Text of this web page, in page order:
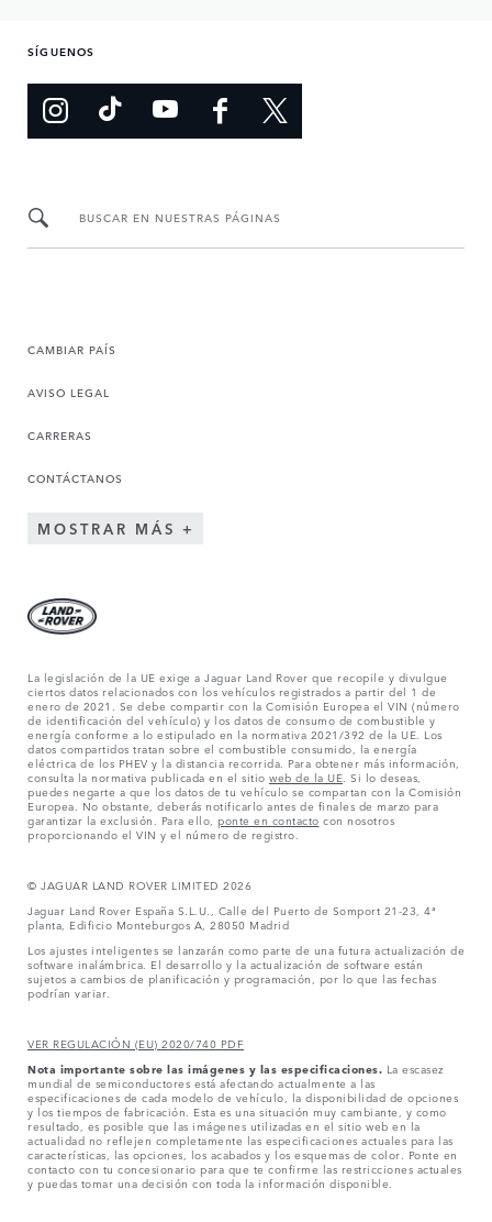
SÍGUENOS
BUSCAR EN NUESTRAS PÁGINAS
CAMBIAR PAÍS
AVISO LEGAL
CARRERAS
CONTÁCTANOS
MOSTRAR MÁS
La legislación de la UE exige a Jaguar Land Rover que recopile y divulgue
ciertos datos relacionados con los vehículos registrados a partir del 1 de
enero de 2021. Se debe compartir con la Comisión Europea el VIN (número
de identificación del vehículo) y los datos de consumo de combustible y
energía conforme a lo estipulado en la normativa 2021/392 de la UE. Los
datos compartidos tratan sobre el combustible consumido, la energía
eléctrica de los PHEV y la distancia recorrida. Para obtener más información,
consulta la normativa publicada en el sitio web de la UE . Si lo deseas,
puedes negarte a que los datos de tu vehículo se compartan con la Comisión
Europea. No obstante, deberás notificarlo antes de finales de marzo para
garantizar la exclusión. Para ello, ponte en contacto con nosotros
proporcionando el VIN y el número de registro.
© JAGUAR LAND ROVER LIMITED 2026
Jaguar Land Rover España S.L.U., Calle del Puerto de Somport 21-23, 4ª
planta, Edificio Monteburgos A, 28050 Madrid
Los ajustes inteligentes se lanzarán como parte de una futura actualización de
software inalámbrica. El desarrollo y la actualización de software están
sujetos a cambios de planificación y programación, por lo que las fechas
podrían variar.
VER REGULACIÓN (EU) 2020/740 PDF
Nota importante sobre las imágenes y las especificaciones. La escasez
mundial de semiconductores está afectando actualmente a las
especificaciones de cada modelo de vehículo, la disponibilidad de opciones
y los tiempos de fabricación. Esta es una situación muy cambiante, y como
resultado, es posible que las imágenes utilizadas en el sitio web en la
actualidad no reflejen completamente las especificaciones actuales para las
características, las opciones, los acabados y los esquemas de color. Ponte en
contacto con tu concesionario para que te confirme las restricciones actuales
y puedas tomar una decisión con toda la información disponible.